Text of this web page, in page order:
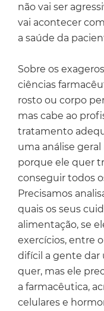
não vai ser
vai acontecer
a saúde da
Sobre os
ciências
rosto ou corpo
mas cabe ao
tratamento
uma análise
porque ele quer
conseguir todos
Precisamos
quais os seus
alimentação, se
exercícios, entre
difícil a gente
quer, mas ele
a farmacêutica,
celulares e